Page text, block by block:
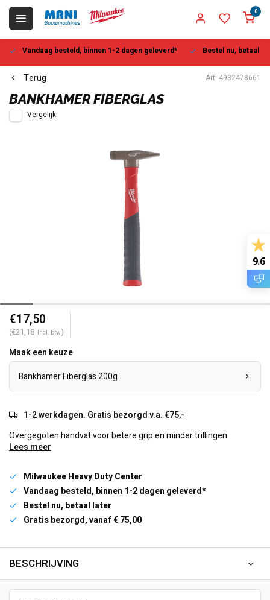
0
Vandaag besteld, binnen 1-2 dagen geleverd* Bestel nu, betaal
Terug Art: 4932478661
BANKHAMER FIBERGLAS
Vergelijk
€17,50
(€21,18 Incl. btw)
Maak een keuze
Bankhamer Fiberglas 200g
1-2 werkdagen. Gratis bezorgd v.a. €75,-
Overgegoten handvat voor betere grip en minder trillingen
Lees meer
Milwaukee Heavy Duty Center
Vandaag besteld, binnen 1-2 dagen geleverd*
Bestel nu, betaal later
Gratis bezorgd, vanaf € 75,00
BESCHRIJVING
9.6